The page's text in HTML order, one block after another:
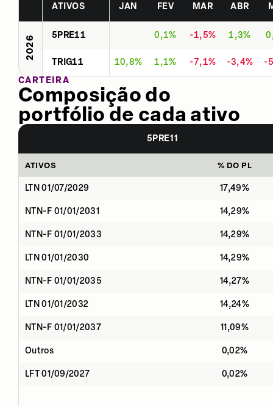
ATIVOS JAN FEV MAR ABR
2026 5PRE11 0,1% -1,5% 1,3%
TRIG11 10,8% 1,1% -7,1% -3,4%
-
CARTEIRA
Composição do
portfólio de cada ativo
5PRE11
ATIVOS % DO PL
LTN 01/07/2029 17,49%
NTN-F 01/01/2031 14,29%
NTN-F 01/01/2033 14,29%
LTN 01/01/2030 14,29%
NTN-F 01/01/2035 14,27%
LTN 01/01/2032 14,24%
NTN-F 01/01/2037 11,09%
Outros 0,02%
LFT 01/09/2027 0,02%